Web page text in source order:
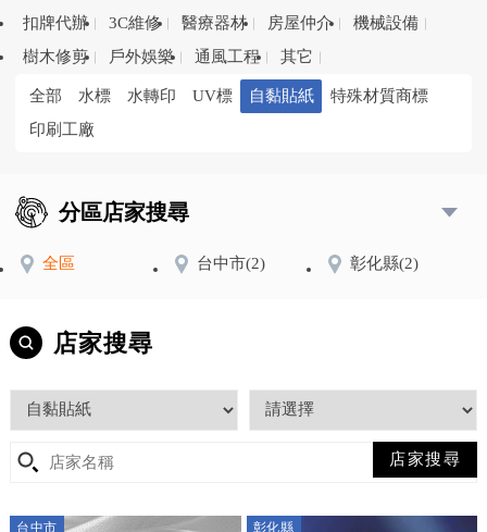
扣牌代辦
3C維修 醫療器材 房屋仲介
機械設備
樹木修剪
戶外娛樂 通風工程 其它
全部 水標 水轉印 UV標 自黏貼紙
特殊材質商標
印刷工廠
分區店家搜尋
全區 台中市(2) 彰化縣(2)
店家搜尋
台中市 彰化縣